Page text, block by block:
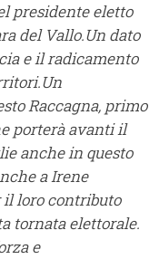
presidente eletto
del Vallo.Un dato
e il radicamento
Raccagna, primo
porterà avanti il
anche in questo
a Irene
il loro contributo
tornata elettorale.
e